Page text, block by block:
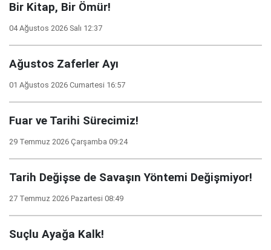
Bir Kitap, Bir Ömür!
04 Ağustos 2026 Salı 12:37
Ağustos Zaferler Ayı
01 Ağustos 2026 Cumartesi 16:57
Fuar ve Tarihi Sürecimiz!
29 Temmuz 2026 Çarşamba 09:24
Tarih Değişse de Savaşın Yöntemi Değişmiyor!
27 Temmuz 2026 Pazartesi 08:49
Suçlu Ayağa Kalk!